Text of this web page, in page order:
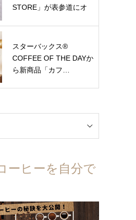
STORE」が表参道にオ
スターバックス®
COFFEE OF THE DAYか
ら新商品「カフ…
ーヒーを自分で